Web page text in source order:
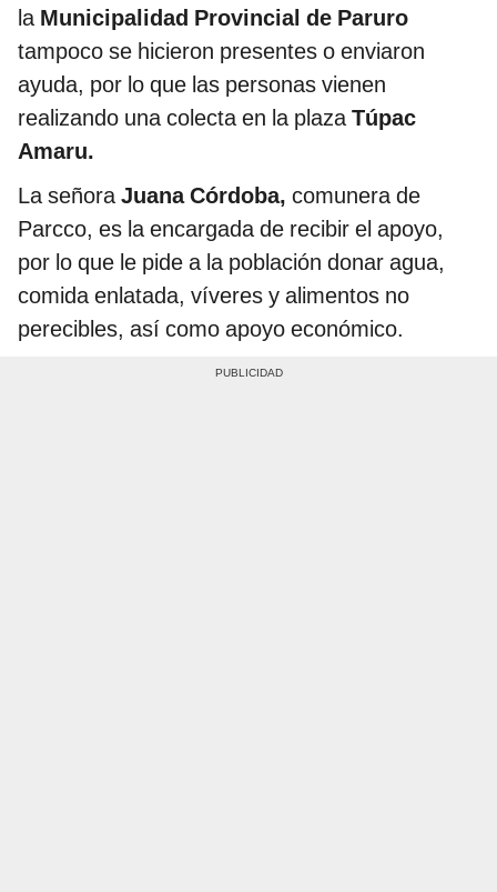
la Municipalidad Provincial de Paruro
tampoco se hicieron presentes o enviaron
ayuda, por lo que las personas vienen
realizando una colecta en la plazaTúpac
Amaru.
La señoraJuana Córdoba, comunera de
Parcco, es la encargada de recibir el apoyo,
por lo que le pide a la población donar agua,
comida enlatada, víveres y alimentos no
perecibles, así como apoyo económico.